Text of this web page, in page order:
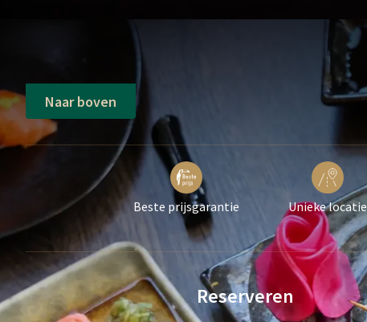
Naar boven
Beste prijsgarantie Unieke locatie
Reserveren